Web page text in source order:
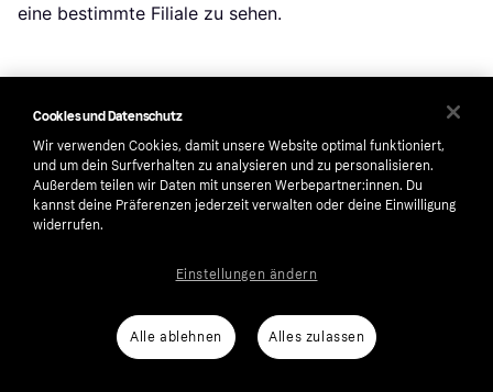
eine bestimmte Filiale zu sehen.
Beliebte Suchen in Kostüme
Damen Kostüm Fasching Kostüm 80er Jahre
Kostüm Mädchen 10 Jahre 70er Jahre Hemd Herren
Kostüme Für Kinder
Horror Clown Kostüm Star Wars Kostüme Kinder
Cookies und Datenschutz
Wir verwenden Cookies, damit unsere Website optimal funktioniert,
und um dein Surfverhalten zu analysieren und zu personalisieren.
Außerdem teilen wir Daten mit unseren Werbepartner:innen. Du
kannst deine Präferenzen jederzeit verwalten oder deine Einwilligung
widerrufen.
Alle ablehnen Alles zulassen
Einstellungen ändern